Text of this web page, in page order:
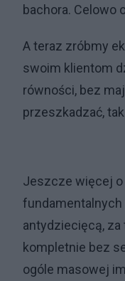
bachora. Celowo
A teraz zróbmy
swoim klientom
równości, bez
przeszkadzać,
Jeszcze więcej o
fundamentalnych
antydziecięcą, za
kompletnie bez
ogóle masowej